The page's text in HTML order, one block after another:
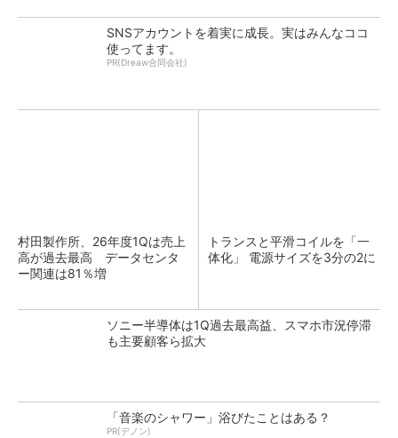
SNSアカウントを着実に成長。実はみんなココ
使ってます。
PR(Dreaw合同会社)
村田製作所、26年度1Qは売上
高が過去最高 データセンタ
ー関連は81％増
トランスと平滑コイルを「一
体化」 電源サイズを3分の2に
ソニー半導体は1Q過去最高益、スマホ市況停滞
も主要顧客ら拡大
「音楽のシャワー」浴びたことはある？
PR(デノン)